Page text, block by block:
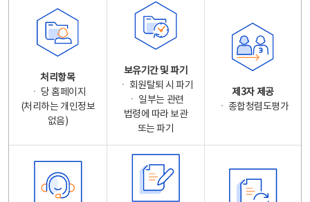
처리항목
ㆍ 당 홈페이지
(처리하는 개인정보
없음)
보유기간 및 파기
ㆍ 회원탈퇴 시 파기
ㆍ 일부는 관련
법령에 따라 보관
또는 파기
제3자 제공
ㆍ 종합청렴도평가